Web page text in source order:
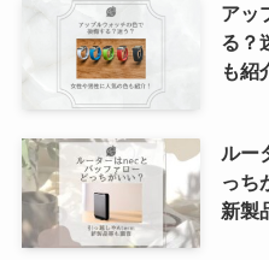
アッ
る？
も紹
ルー
っち
新製